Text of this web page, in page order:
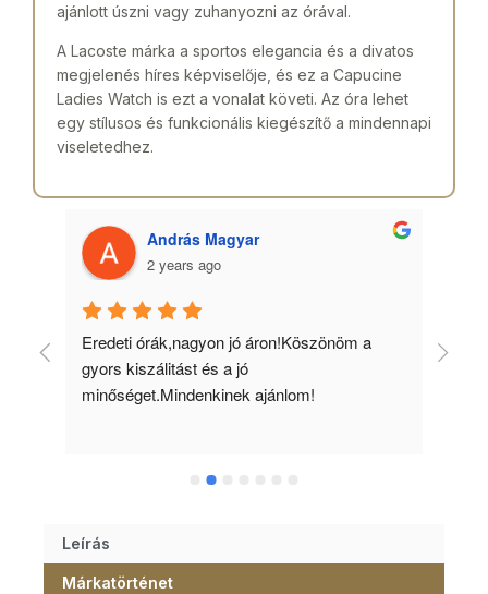
ajánlott úszni vagy zuhanyozni az órával.
A Lacoste márka a sportos elegancia és a divatos
megjelenés híres képviselője, és ez a Capucine
Ladies Watch is ezt a vonalat követi. Az óra lehet
egy stílusos és funkcionális kiegészítő a mindennapi
viseletedhez.
András Magyar
2 years ago
Eredeti órák,nagyon jó áron!Köszönöm a
gyors kiszálitást és a jó
minőséget.Mindenkinek ajánlom!
Leírás
Márkatörténet